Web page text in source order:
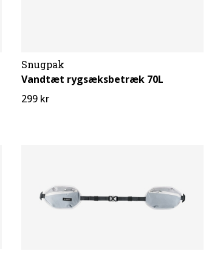
Snugpak
Vandtæt rygsæksbetræk 70L
299 kr